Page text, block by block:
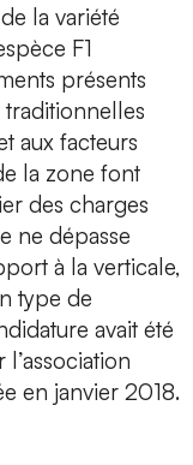
la variété
F1
présents
traditionnelles
aux facteurs
la zone font
des charges
ne dépasse
à la verticale,
type de
avait été
en janvier 2018.